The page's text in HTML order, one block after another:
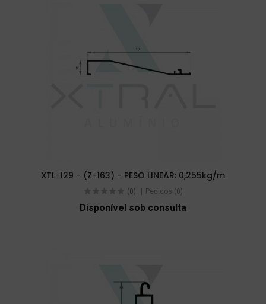
XTL-129 - (Z-163) - PESO LINEAR: 0,255kg/m
(0) Pedidos (0)
Disponível sob consulta